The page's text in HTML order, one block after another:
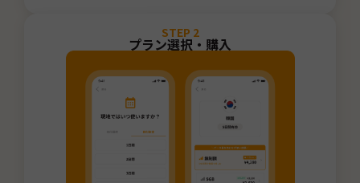
STEP 2
プラン選択・購入